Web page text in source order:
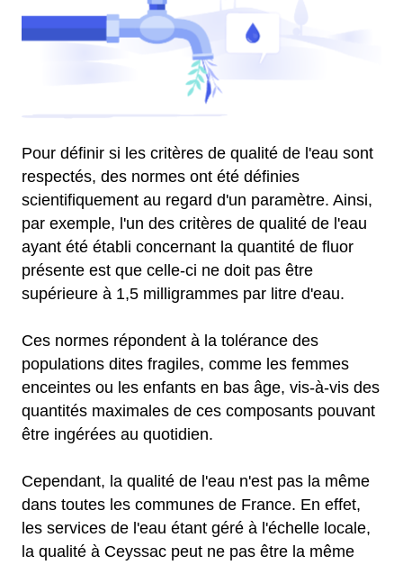
Pour définir si les critères de qualité de l'eau sont
respectés, des normes ont été définies
scientifiquement au regard d'un paramètre. Ainsi,
par exemple, l'un des critères de qualité de l'eau
ayant été établi concernant la quantité de fluor
présente est que celle-ci ne doit pas être
supérieure à 1,5 milligrammes par litre d'eau.
Ces normes répondent à la tolérance des
populations dites fragiles, comme les femmes
enceintes ou les enfants en bas âge, vis-à-vis des
quantités maximales de ces composants pouvant
être ingérées au quotidien.
Cependant, la qualité de l'eau n'est pas la même
dans toutes les communes de France. En effet,
les services de l'eau étant géré à l'échelle locale,
la qualité à Ceyssac peut ne pas être la même